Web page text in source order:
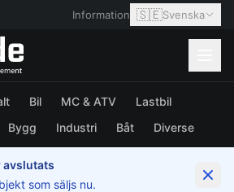
Information 🇸🇪Svenska
Bil MC & ATV
Lastbil
Bygg Industri Båt Diverse
avslutats
som säljs nu.